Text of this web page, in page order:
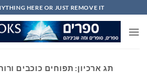
to
content
HERE OR JUST REMOVE IT...
תג ארכיון: תפוחים כוכבים